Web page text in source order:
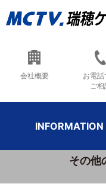
会社概要
お電話
ご相
INFORMATION
その他